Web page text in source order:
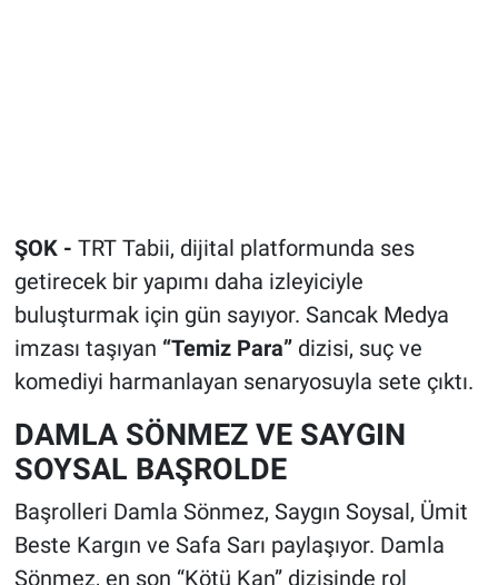
ŞOK - TRT Tabii, dijital platformunda ses
getirecek bir yapımı daha izleyiciyle
buluşturmak için gün sayıyor. Sancak Medya
imzası taşıyan “Temiz Para”dizisi, suç ve
komediyi harmanlayan senaryosuyla sete çıktı.
DAMLA SÖNMEZ VE SAYGIN
SOYSAL BAŞROLDE
Başrolleri Damla Sönmez, Saygın Soysal, Ümit
Beste Kargın ve Safa Sarı paylaşıyor. Damla
Sönmez, en son “Kötü Kan” dizisinde rol